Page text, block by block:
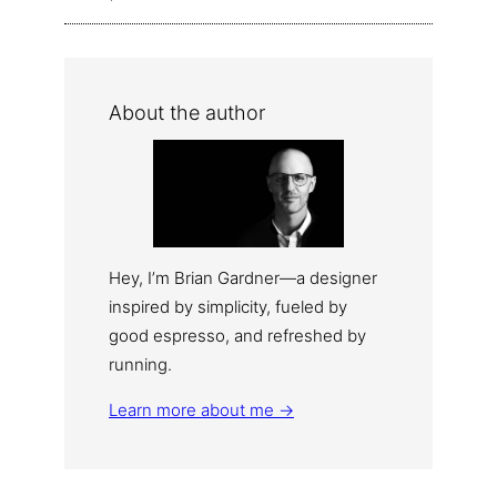
About the author
Hey, I’m Brian Gardner—a designer
inspired by simplicity, fueled by
good espresso, and refreshed by
running.
Learn more about me →